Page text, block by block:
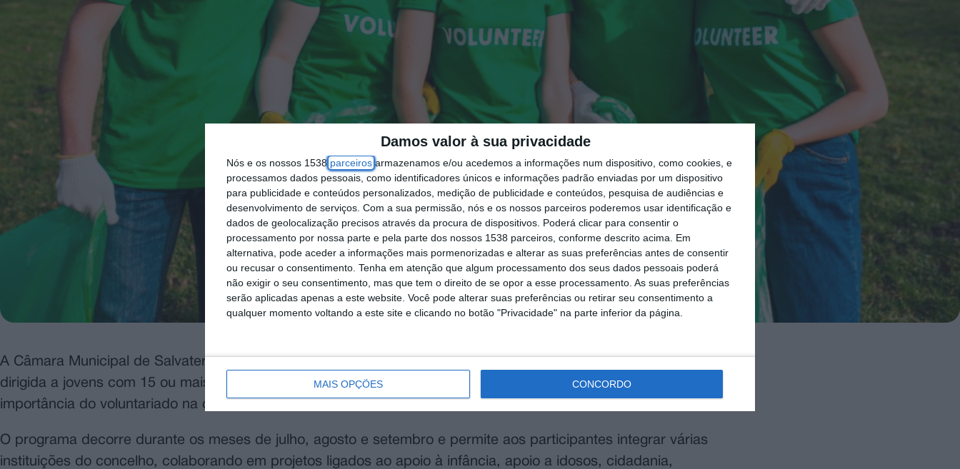
Damos valor à sua privacidade
Nós e os nossos 1538 parceiros armazenamos e/ou acedemos a informações num dispositivo, como cookies, e
processamos dados pessoais, como identificadores únicos e informações padrão enviadas por um dispositivo
para publicidade e conteúdos personalizados, medição de publicidade e conteúdos, pesquisa de audiências e
desenvolvimento de serviços. Com a sua permissão, nós e os nossos parceiros poderemos usar identificação e
dados de geolocalização precisos através da procura de dispositivos. Poderá clicar para consentir o
processamento por nossa parte e pela parte dos nossos 1538 parceiros, conforme descrito acima. Em
alternativa, pode aceder a informações mais pormenorizadas e alterar as suas preferências antes de consentir
ou recusar o consentimento. Tenha em atenção que algum processamento dos seus dados pessoais poderá
não exigir o seu consentimento, mas que tem o direito de se opor a esse processamento. As suas preferências
serão aplicadas apenas a este website. Você pode alterar suas preferências ou retirar seu consentimento a
qualquer momento voltando a este site e clicando no botão "Privacidade" na parte inferior da página.
MAIS OPÇÕES CONCORDO
A Câmara Municipal de Salvaterra de Magos está a promover o programa Voluntariado Jovem, uma iniciativa
dirigida a jovens com 15 ou mais anos, que pretende incentivar a participação cívica e sensibilizar para a
importância do voluntariado na comunidade.
O programa decorre durante os meses de julho, agosto e setembro e permite aos participantes integrar várias
instituições do concelho, colaborando em projetos ligados ao apoio à infância, apoio a idosos, cidadania,